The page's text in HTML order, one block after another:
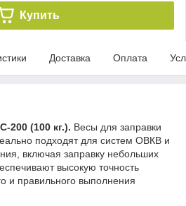
Купить
Доставка Оплата
200 (100 кг.). Весы для заправки
подходят для систем ОВКВ и
включая заправку небольших
высокую точность
и правильного выполнения